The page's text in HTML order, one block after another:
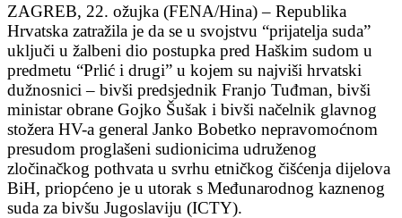
ZAGREB, 22. ožujka (FENA/Hina) – Republika
Hrvatska zatražila je da se u svojstvu “prijatelja suda”
uključi u žalbeni dio postupka pred Haškim sudom u
predmetu “Prlić i drugi” u kojem su najviši hrvatski
dužnosnici – bivši predsjednik Franjo Tuđman, bivši
ministar obrane Gojko Šušak i bivši načelnik glavnog
stožera HV-a general Janko Bobetko nepravomoćnom
presudom proglašeni sudionicima udruženog
zločinačkog pothvata u svrhu etničkog čišćenja dijelova
BiH, priopćeno je u utorak s Međunarodnog kaznenog
suda za bivšu Jugoslaviju (ICTY).